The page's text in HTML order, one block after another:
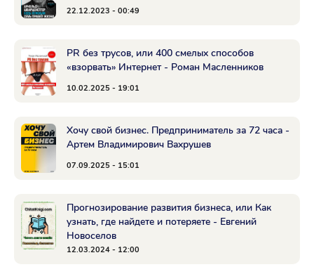
22.12.2023 - 00:49
PR без трусов, или 400 смелых способов
«взорвать» Интернет - Роман Масленников
10.02.2025 - 19:01
Хочу свой бизнес. Предприниматель за 72 часа -
Артем Владимирович Вахрушев
07.09.2025 - 15:01
Прогнозирование развития бизнеса, или Как
узнать, где найдете и потеряете - Евгений
Новоселов
12.03.2024 - 12:00